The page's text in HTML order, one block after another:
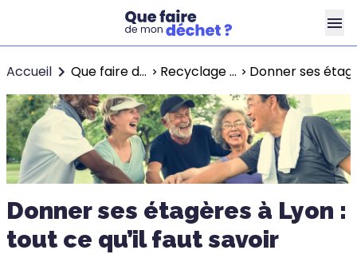
Accueil Que faire de mon déchet ? Recyclage Lyon Donner ses
Donner ses étagères à Lyon :
tout ce qu’il faut savoir